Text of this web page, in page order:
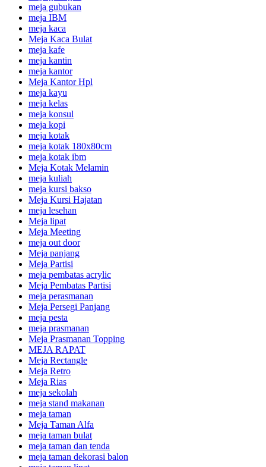
meja gubukan
meja IBM
meja kaca
Meja Kaca Bulat
meja kafe
meja kantin
meja kantor
Meja Kantor Hpl
meja kayu
meja kelas
meja konsul
meja kopi
meja kotak
meja kotak 180x80cm
meja kotak ibm
Meja Kotak Melamin
meja kuliah
meja kursi bakso
Meja Kursi Hajatan
meja lesehan
Meja lipat
Meja Meeting
meja out door
Meja panjang
Meja Partisi
meja pembatas acrylic
Meja Pembatas Partisi
meja perasmanan
Meja Persegi Panjang
meja pesta
meja prasmanan
Meja Prasmanan Topping
MEJA RAPAT
Meja Rectangle
Meja Retro
Meja Rias
meja sekolah
meja stand makanan
meja taman
Meja Taman Alfa
meja taman bulat
meja taman dan tenda
meja taman dekorasi balon